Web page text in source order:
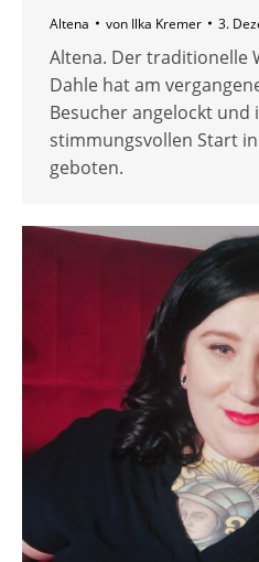
Altena von Ilka Kremer 3.
Altena. Der traditionelle
Dahle hat am
Besucher angelockt und
stimmungsvollen Start
geboten.